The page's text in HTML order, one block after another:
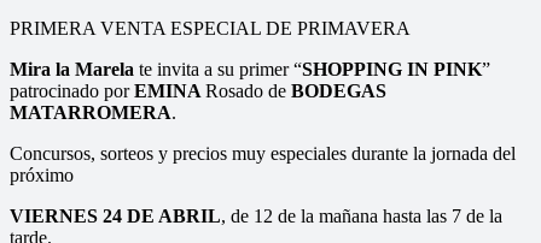
PRIMERA VENTA ESPECIAL DE PRIMAVERA
Mira la Marela te invita a su primer “SHOPPING IN PINK”
patrocinado porEMINA Rosado de BODEGAS
MATARROMERA.
Concursos, sorteos y precios muy especiales durante la jornada del
próximo
VIERNES 24 DE ABRIL, de 12 de la mañana hasta las 7 de la
tarde.